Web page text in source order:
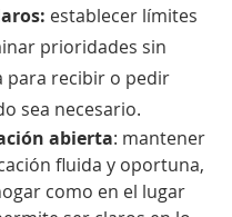
establecer límites
prioridades sin
para recibir o pedir
sea necesario.
abierta: mantener
fluida y oportuna,
como en el lugar